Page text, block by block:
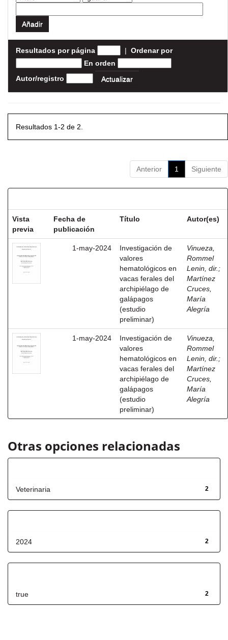
Resultados por página | Ordenar por
En orden
Autor/registro
Resultados 1-2 de 2.
Anterior 1 Siguiente
Vista
previa
Fecha de
publicación
Título Autor(es)
1-may-2024
Investigación de
valores
hematológicos en
vacas ferales del
archipiélago de
galápagos
(estudio
preliminar)
Vinueza,
Rommel
Lenin, dir. ;
Martínez
Cruces,
María
Alegría
1-may-2024
Investigación de
valores
hematológicos en
vacas ferales del
archipiélago de
galápagos
(estudio
preliminar)
Vinueza,
Rommel
Lenin, dir. ;
Martínez
Cruces,
María
Alegría
Otras opciones relacionadas
2
Veterinaria
2
2024
2
true